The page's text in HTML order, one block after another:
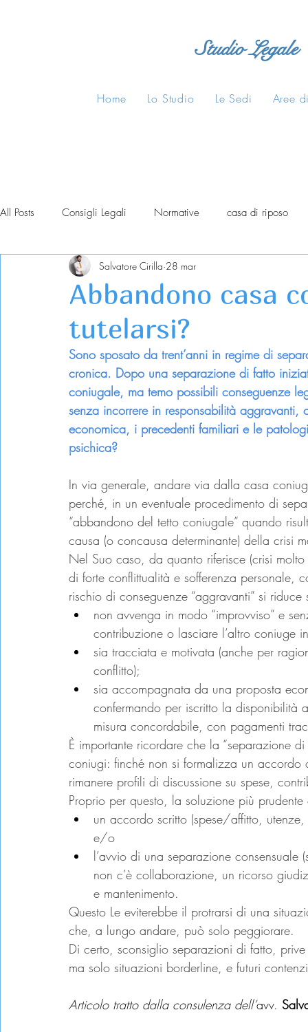
Studio Legale
Home Lo Studio Le Sedi Aree
All Posts Consigli Legali Normative casa di riposo
Abbandono casa
tutelarsi?
Salvatore Cirilla 28 mar
Sono sposato da trent’anni in regime di
cronica. Dopo una separazione di fatto
coniugale, ma temo possibili conseguenze
senza incorrere in responsabilità
economica, i precedenti familiari e le
psichica?
In via generale, andare via dalla casa
perché, in un eventuale procedimento di
“abbandono del tetto coniugale” quando
causa (o concausa determinante) della crisi
Nel Suo caso, da quanto riferisce (crisi
di forte conflittualità e sofferenza personale,
rischio di conseguenze “aggravanti” si
non avvenga in modo “improvviso” e
contribuzione o lasciare l’altro coniuge
sia tracciata e motivata (anche per
conflitto);
sia accompagnata da una proposta
confermando per iscritto la
misura concordabile, con pagamenti
È importante ricordare che la “separazione
coniugi: finché non si formalizza un
rimanere profili di discussione su spese,
Proprio per questo, la soluzione più prudente
un accordo scritto (spese/affitto,
e/o
l’avvio di una separazione
non c’è collaborazione, un ricorso
e mantenimento.
Questo Le eviterebbe il protrarsi di una
che, a lungo andare, può solo peggiorare.
Di certo, sconsiglio separazioni di fatto,
ma solo situazioni borderline, e futuri
Articolo tratto dalla consulenza dell’avv.